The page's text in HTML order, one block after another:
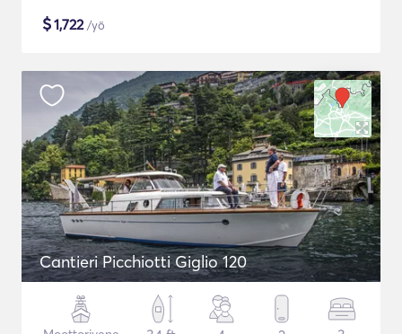
$1,722/yö
Cantieri Picchiotti Giglio 120